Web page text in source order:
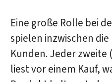
Eine große Rolle bei
spielen inzwischen
Kunden. Jeder
liest vor einem Kauf,